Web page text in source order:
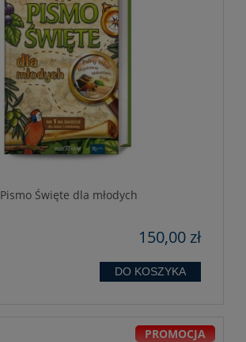
Pismo Święte dla młodych
150,00 zł
DO KOSZYKA
PROMOCJA